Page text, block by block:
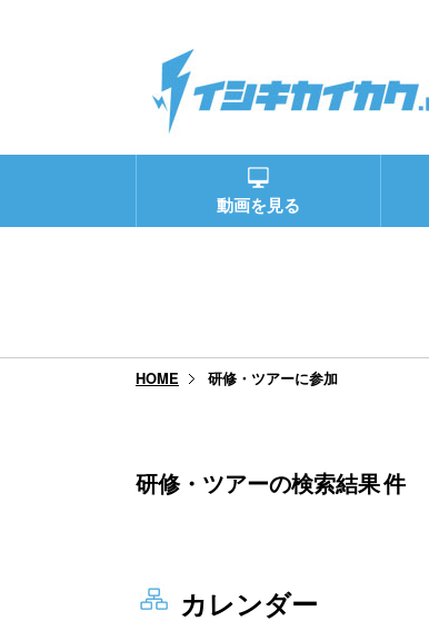
動画を見る
HOME 研修・ツアーに参加
研修・ツアーの検索結果件
カレンダー